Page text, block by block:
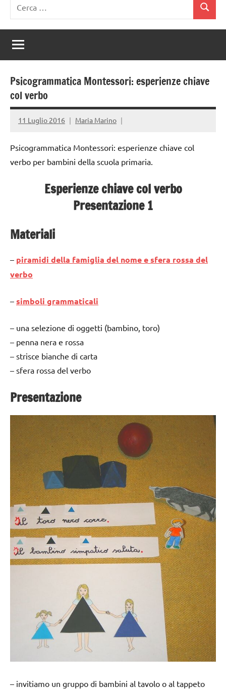
per:
Cerca
Psicogrammatica Montessori: esperienze chiave
col verbo
11 Luglio 2016 Maria Marino
Psicogrammatica Montessori: esperienze chiave col
verbo per bambini della scuola primaria.
Esperienze chiave col verbo
Presentazione 1
Materiali
– piramidi della famiglia del nome e sfera rossa del
verbo
– simboli grammaticali
– una selezione di oggetti (bambino, toro)
– penna nera e rossa
– strisce bianche di carta
– sfera rossa del verbo
Presentazione
– invitiamo un gruppo di bambini al tavolo o al tappeto